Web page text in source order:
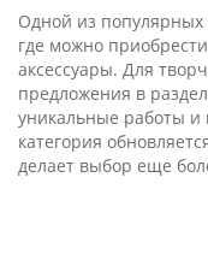
Одной из популярных
где можно
аксессуары. Для
предложения в
уникальные работы и
категория
делает выбор еще